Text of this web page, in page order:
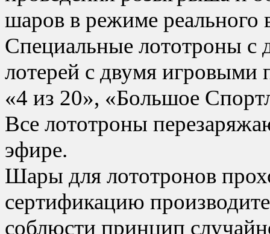
шаров в режиме реального
Специальные лототроны с
лотерей с двумя игровыми
«4 из 20», «Большое
Все лототроны
эфире.
Шары для лототронов
сертификацию
соблюсти принцип